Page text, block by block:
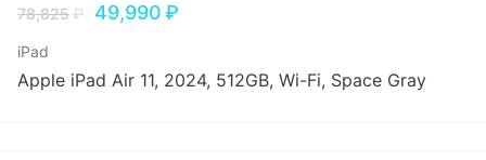
78,825₽ 49,990₽
iPad
Apple iPad Air 11, 2024, 512GB, Wi-Fi, Space Gray